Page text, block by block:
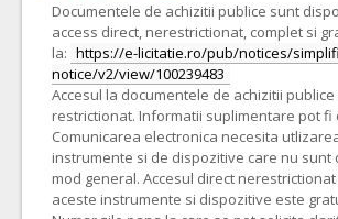
Documentele de achizitii publice sunt
access direct, nerestrictionat, complet si
la: https://e-licitatie.ro/pub/notices/
notice/v2/view/100239483
Accesul la documentele de achizitii publice
restrictionat. Informatii suplimentare pot fi
Comunicarea electronica necesita
instrumente si de dispozitive care nu sunt
mod general. Accesul direct
aceste instrumente si dispozitive este